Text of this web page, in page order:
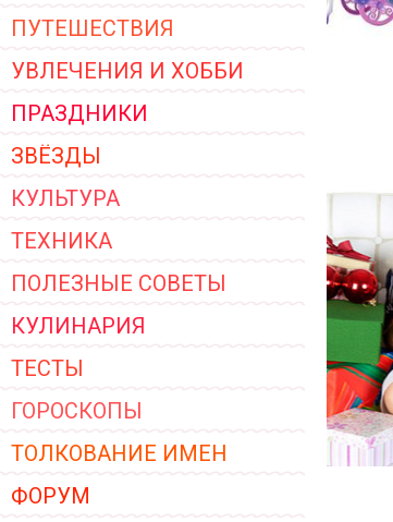
ПУТЕШЕСТВИЯ
УВЛЕЧЕНИЯ И ХОББИ
ПРАЗДНИКИ
ЗВЁЗДЫ
КУЛЬТУРА
ТЕХНИКА
ПОЛЕЗНЫЕ СОВЕТЫ
КУЛИНАРИЯ
ТЕСТЫ
ГОРОСКОПЫ
ТОЛКОВАНИЕ ИМЕН
ФОРУМ